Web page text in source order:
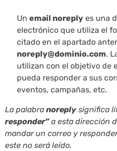
Un email noreply es una
electrónico que utiliza el
citado en el apartado
noreply@dominio.com.
utilizan con el objetivo de
pueda responder a sus
eventos, campañas, etc.
La palabra noreply significa
responder”a esta dirección
mandar un correo y
este no será leído.